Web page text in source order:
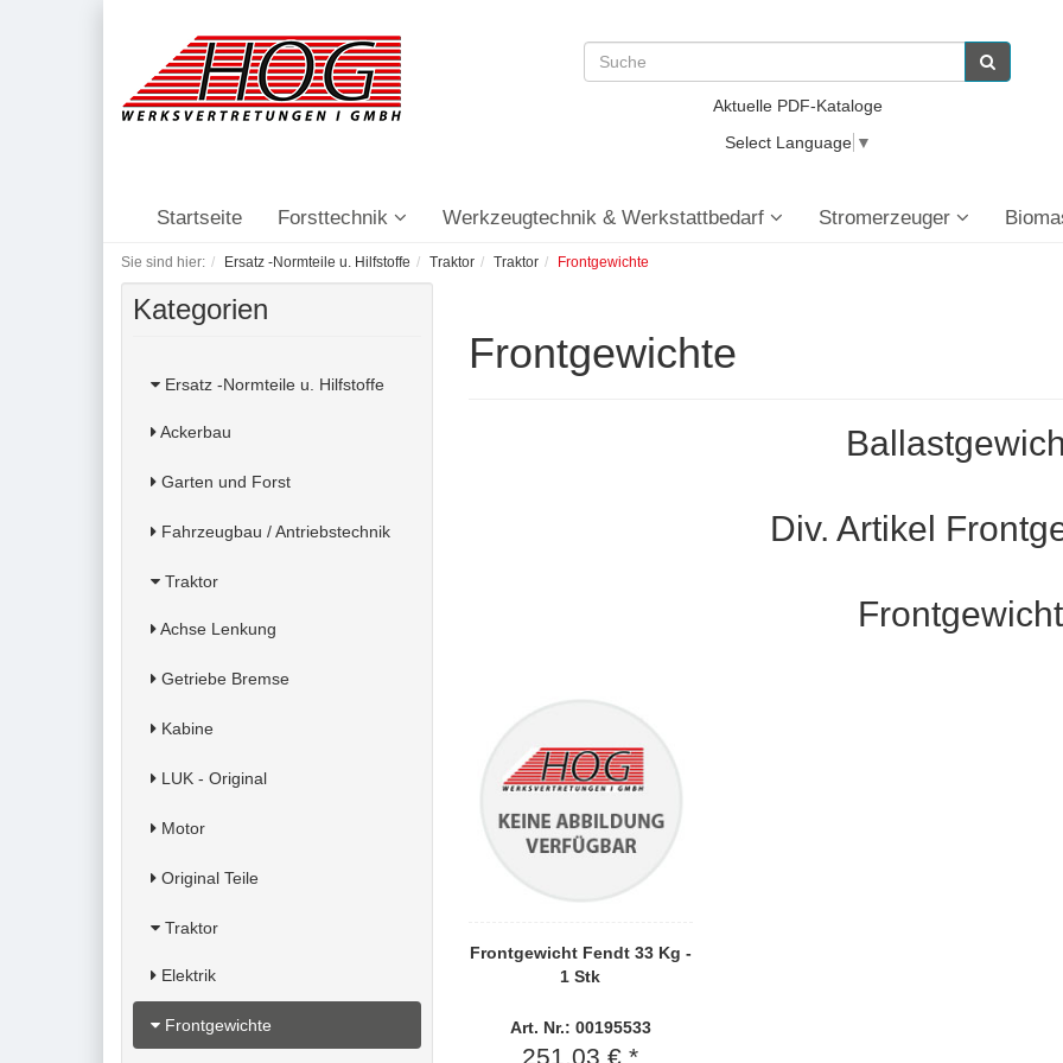
Aktuelle PDF-Kataloge
Select Language ▼
Startseite Forsttechnik Werkzeugtechnik & Werkstattbedarf Stromerzeuger
Sie sind hier: Ersatz -Normteile u. Hilfstoffe Traktor Traktor Frontgewichte
Kategorien
Ersatz -Normteile u. Hilfstoffe
Ackerbau
Garten und Forst
Fahrzeugbau / Antriebstechnik
Traktor
Achse Lenkung
Getriebe Bremse
Kabine
LUK - Original
Motor
Original Teile
Traktor
Elektrik
Frontgewichte
Frontgewichte
Div. Artikel
Frontgewicht Fendt 33 Kg -
1 Stk
Art. Nr.: 00195533
251,03 € *